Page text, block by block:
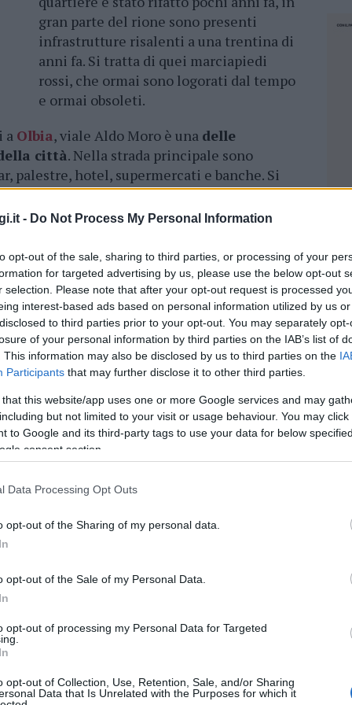
- Do Not Process My Personal Information
opt-out of the sale, sharing to third parties, or processing of your
for targeted advertising by us, please use the below opt-out
selection. Please note that after your opt-out request is processed
interest-based ads based on personal information utilized by us
to third parties prior to your opt-out. You may separately
of your personal information by third parties on the IAB’s list of
This information may also be disclosed by us to third parties on the
Participants that may further disclose it to other third parties.
that this website/app uses one or more Google services and may
but not limited to your visit or usage behaviour. You may
to Google and its third-party tags to use your data for below
consent section.
Data Processing Opt Outs
opt-out of the Sharing of my personal data.
opt-out of the Sale of my Personal Data.
opt-out of processing my Personal Data for Targeted
opt-out of Collection, Use, Retention, Sale, and/or Sharing
Data that Is Unrelated with the Purposes for which it
gran parte del rione sono presenti
infrastrutture risalenti a una trentina di
anni fa. Si tratta di quei marciapiedi
rossi, che ormai sono logorati dal tempo
e ormai obsoleti.
a Olbia, viale Aldo Moro è una delle
città. Nella strada principale sono
palestre, hotel, supermercati e banche. Si
dai cittadini, dopo l’area del centro
interventi nel vialone, che in
stratosferica. Da area quasi periferica è
shopping cittadino e gli interventi non
privati. Nella parte iniziale di viale Aldo
Noa(dove c’è il nuovo centro
marciapiedi e anche una rotatoria.
realizzati in modo uniforme. Una lettrice
rosso (ormai scolorito) è ormai logorato
carenza di scivoli per le carrozzine.
il marciapiede, quella parte della
molte attività commerciali sono nate in
marciapiede è la linea di demarcazione
che allora era caratterizzata da
cliccandoqui